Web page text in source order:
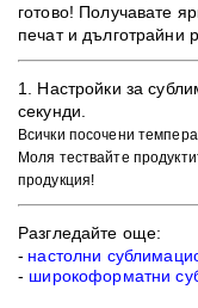
готово! Получавате
печат и дълготрайни
1. ​Настройки за
секунди.
Всички посочени
Моля тествайте
продукция!
Разгледайте още:
- настолни
- широкоформатни